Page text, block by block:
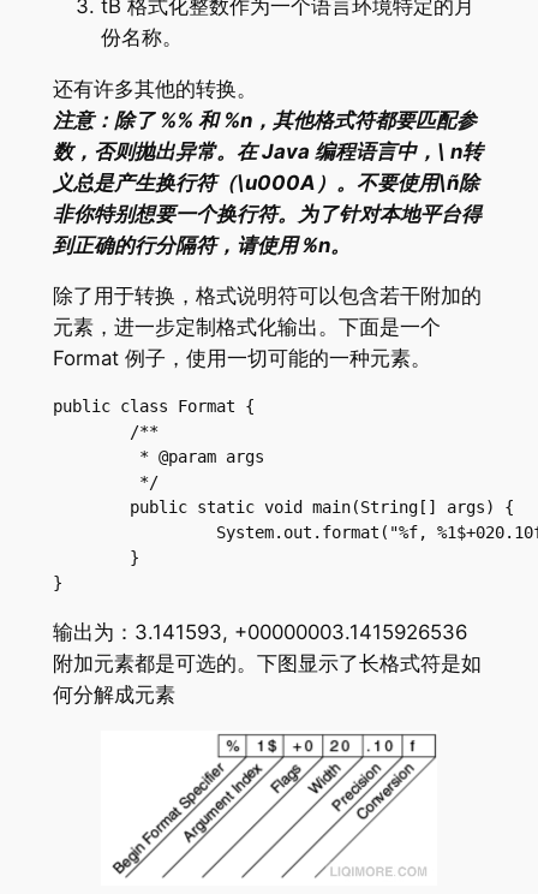
tB 格式化整数作为一个语言环境特定的月
份名称。
还有许多其他的转换。
注意：除了 %% 和 %n，其他格式符都要匹配参
数，否则抛出异常。在 Java 编程语言中，\ n转
义总是产生换行符（\u000A）。不要使用\ñ除
非你特别想要一个换行符。为了针对本地平台得
到正确的行分隔符，请使用％n。
除了用于转换，格式说明符可以包含若干附加的
元素，进一步定制格式化输出。下面是一个
Format 例子，使用一切可能的一种元素。
public class Format {
}
输出为：3.141593, +00000003.1415926536
附加元素都是可选的。下图显示了长格式符是如
何分解成元素